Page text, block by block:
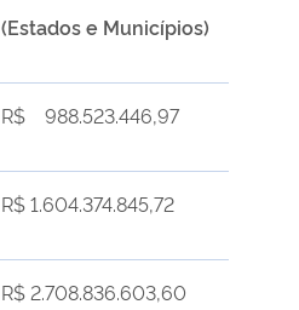
(Estados e Municípios)
R$ 988.523.446,97
R$1.604.374.845,72
R$ 2.708.836.603,60